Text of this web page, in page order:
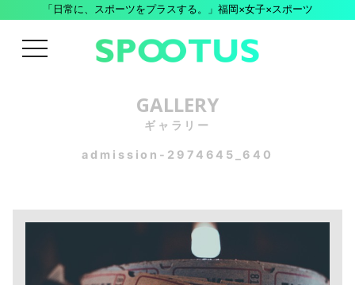
「日常に、スポーツをプラスする。」福岡×女子×スポーツ
menu
GALLERY
ギャラリー
admission-2974645_640